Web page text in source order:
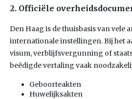
2. Officiële
Den Haag is de thuisbasis van vele
internationale instellingen. Bij het
visum, verblijfsvergunning of
beëdigde vertaling vaak
Geboorteakten
Huwelijksakten